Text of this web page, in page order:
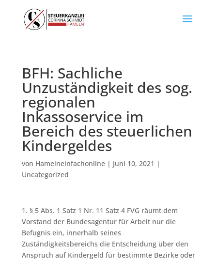
BFH: Sachliche
Unzuständigkeit des sog.
regionalen
Inkassoservice im
Bereich des steuerlichen
Kindergeldes
von Hamelneinfachonline| Juni 10, 2021 |
Uncategorized
1. § 5 Abs. 1 Satz 1 Nr. 11 Satz 4 FVG räumt dem
Vorstand der Bundesagentur für Arbeit nur die
Befugnis ein, innerhalb seines
Zuständigkeitsbereichs die Entscheidung über den
Anspruch auf Kindergeld für bestimmte Bezirke oder